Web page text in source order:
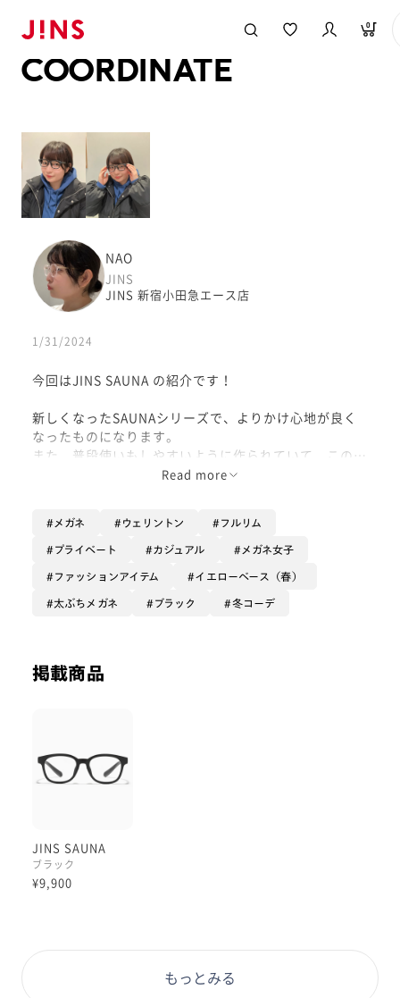
0
COORDINATE
NAO
JINS
JINS 新宿小田急エース店
1/31/2024
今回はJINS SAUNA の紹介です！
新しくなったSAUNAシリーズで、よりかけ心地が良く
なったものになります。
また、普段使いもしやすいように作られていて、このウ
ェリントンの形もすごく普段使いしやすい形なのでおす
のでサウナに行かない方でもおすすめです。
フレームのお値段で耐熱くもりどめレンズがついている
サウナマットをイメージされたケースも可愛いので是非
Read more
メガネ ウェリントン フルリム
プライベート カジュアル メガネ女子
ファッションアイテム イエローベース（春）
太ぶちメガネ ブラック 冬コーデ
掲載商品
JINS SAUNA
ブラック
¥9,900
もっとみる